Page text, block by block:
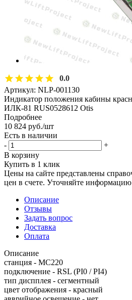
0.0
Артикул: NLP-001130
Индикатор положения кабины
ИЛК-81 RUS0528612 Otis
Подробнее
10 824 руб./шт
Есть в наличии
-
+
В корзину
Купить в 1 клик
Цены на сайте представлены
цен в счете. Уточняйте
Описание
Отзывы
Задать вопрос
Доставка
Оплата
Описание
станция - MC220
подключение - RSL (PI0 / PI4)
тип диспплея - сегментный
цвет отображения - красный